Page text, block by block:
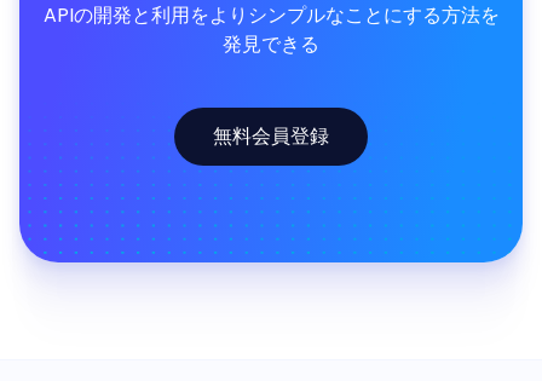
APIの開発と利用をよりシンプルなことにする方法を
発見できる
無料会員登録